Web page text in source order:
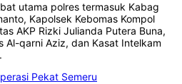
utama polres termasuk Kabag
Kapolsek Kebomas Kompol
AKP Rizki Julianda Putera Buna,
Al-qarni Aziz, dan Kasat Intelkam
Pekat Semeru